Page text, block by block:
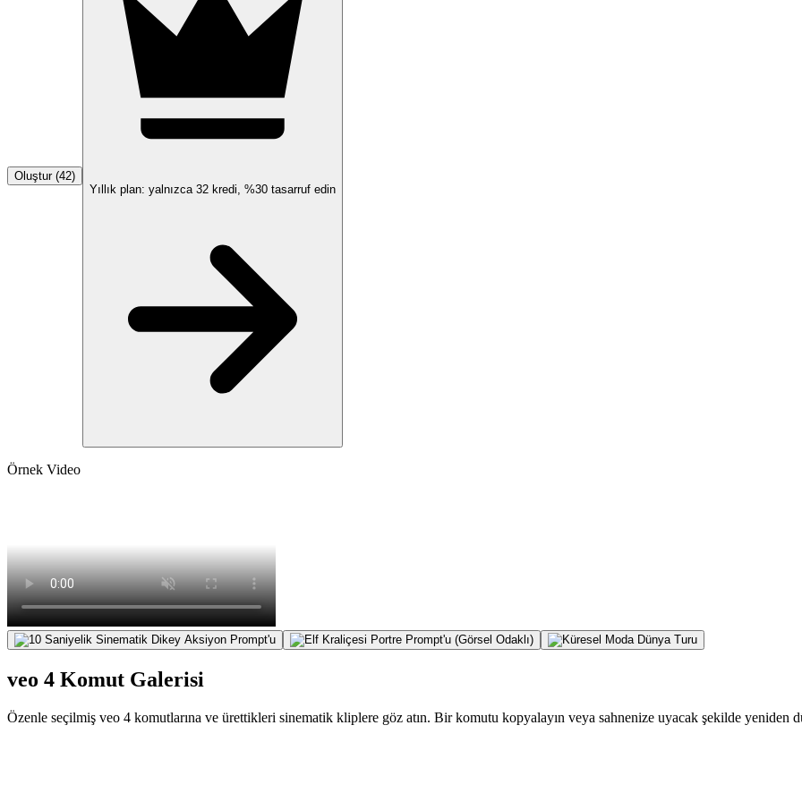
Oluştur (42)
Yıllık plan: yalnızca 32 kredi, %30 tasarruf edin
Örnek Video
veo 4 Komut Galerisi
Özenle seçilmiş veo 4 komutlarına ve ürettikleri sinematik kliplere göz atın. Bir komutu kopyalayın veya sahnenize uyacak şekilde yeniden